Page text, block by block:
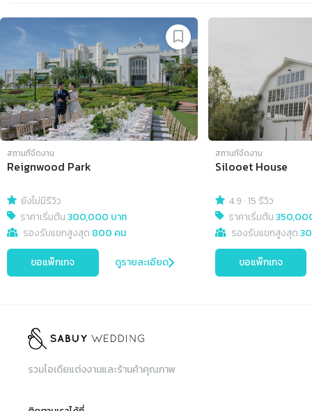
Slide 1 of 4
สถานที่จัดงาน
Reignwood Park
ยังไม่มีรีวิว
ราคาเริ่มต้น300,000 บาท
รองรับแขกสูงสุด 800 คน
ขอแพ็กเกจ ดูรายละเอียด
สถานที่จัดงาน
Silooet House
4.9 ·15 รีวิว
ราคาเริ่มต้น
รองรับแขกสูงสุด
ขอแพ็กเกจ
รวมไอเดียแต่งงานและร้านค้าคุณภาพ